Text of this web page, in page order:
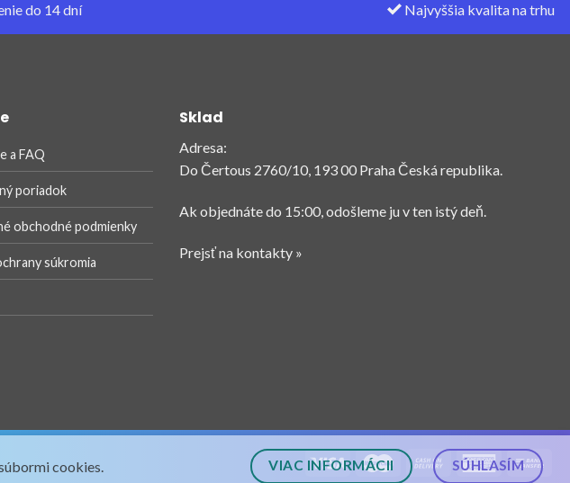
do 14 dní Najvyššia kvalita na trhu
a FAQ
poriadok
obchodné podmienky
súkromia
Sklad
Adresa:
Do Čertous 2760/10, 193 00 Praha Česká republika.
Ak objednáte do 15:00, odošleme ju v ten istý deň.
Prejsť na kontakty »
cookies. VIAC INFORMÁCII SÚHLASÍM